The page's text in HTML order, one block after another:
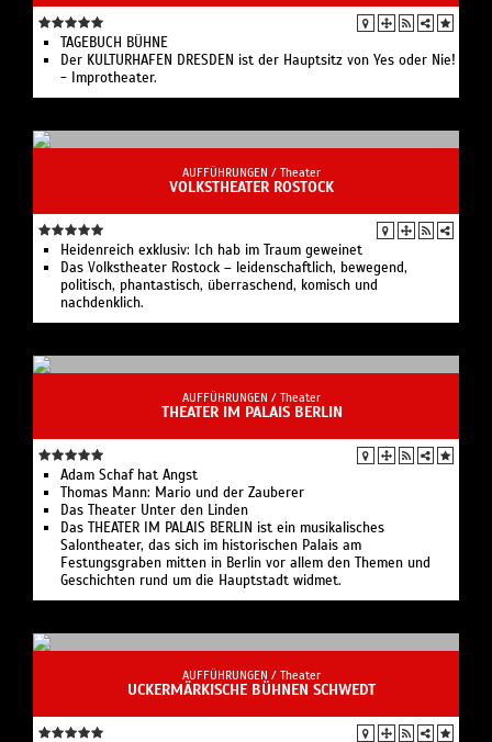
TAGEBUCH BÜHNE
Der KULTURHAFEN DRESDEN ist der Hauptsitz von Yes oder Nie!
- Improtheater.
AUFFÜHRUNGEN / Theater
VOLKSTHEATER ROSTOCK
Heidenreich exklusiv: Ich hab im Traum geweinet
Das Volkstheater Rostock – leidenschaftlich, bewegend,
politisch, phantastisch, überraschend, komisch und
nachdenklich.
AUFFÜHRUNGEN / Theater
THEATER IM PALAIS BERLIN
Adam Schaf hat Angst
Thomas Mann: Mario und der Zauberer
Das Theater Unter den Linden
Das THEATER IM PALAIS BERLIN ist ein musikalisches
Salontheater, das sich im historischen Palais am
Festungsgraben mitten in Berlin vor allem den Themen und
Geschichten rund um die Hauptstadt widmet.
AUFFÜHRUNGEN / Theater
UCKERMÄRKISCHE BÜHNEN SCHWEDT